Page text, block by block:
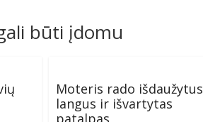
būti įdomu
Moteris rado išdaužytus
langus ir išvartytas
patalpas